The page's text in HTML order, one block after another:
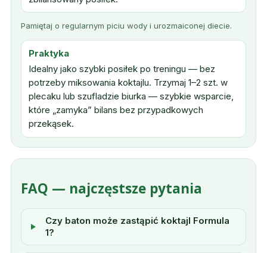
Pamiętaj o regularnym piciu wody i urozmaiconej diecie.
Praktyka
Idealny jako szybki posiłek po treningu — bez
potrzeby miksowania koktajlu. Trzymaj 1–2 szt. w
plecaku lub szufladzie biurka — szybkie wsparcie,
które „zamyka” bilans bez przypadkowych
przekąsek.
FAQ — najczęstsze pytania
Czy baton może zastąpić koktajl Formula
1?